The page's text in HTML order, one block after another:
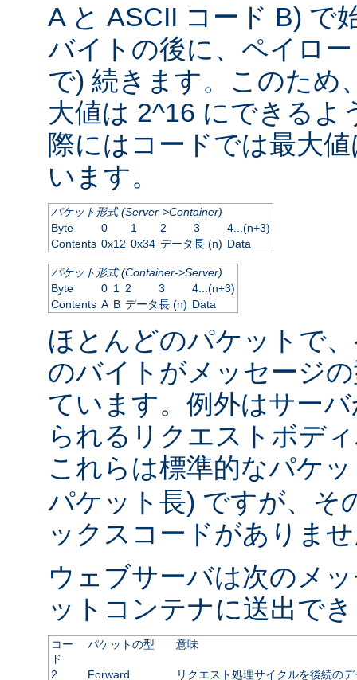
A と ASCII コード B) で
バイトの後に、ペイロ
で) 続きます。このため
大値は 2^16 にできるよ
際にはコードでは最大
います。
パケット形式 (Server->Container)
Byte
0 1 2 3
4...(n+3)
Contents 0x12 0x34 データ長 (n) Data
パケット形式 (Container->Server)
Byte
0 1 2 3
4...(n+3)
Contents A B データ長 (n) Data
ほとんどのパケットで
のバイトがメッセージ
ています。例外はサー
られるリクエストボデ
これらは標準的なパケ
パケット長) ですが、そ
ックスコードがありま
ウェブサーバは次のメ
ットコンテナに送出で
コー
ド
パケットの型 意味
2 Forward リクエスト処理サイクルを後続の